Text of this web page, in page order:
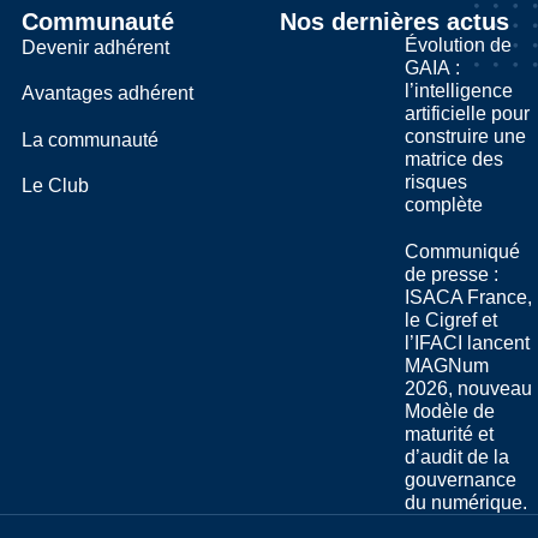
Communauté
Devenir adhérent
Avantages adhérent
La communauté
Le Club
Nos dernières actus
Évolution de
GAIA :
l’intelligence
artificielle pour
construire une
matrice des
risques
complète
Communiqué
de presse :
ISACA France,
le Cigref et
l’IFACI lancent
MAGNum
2026, nouveau
Modèle de
maturité et
d’audit de la
gouvernance
du numérique.